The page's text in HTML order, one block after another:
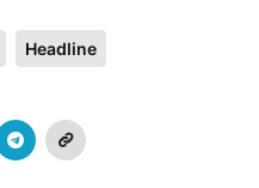
Headline